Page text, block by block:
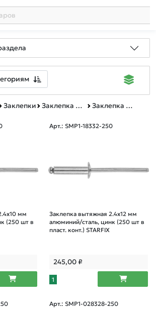
Заклепки Заклепка вытяжная алюминий/сталь, цинк Заклепка вытяжная алюминий/сталь, цинк пластиковый контейнер
мм
(250 шт в
Арт.: SMP1-18332-250
Заклепка вытяжная 2.4х12 мм
алюминий/сталь, цинк (250 шт в
пласт. конт.) STARFIX
245,00₽
1
Арт.: SMP1-028328-250